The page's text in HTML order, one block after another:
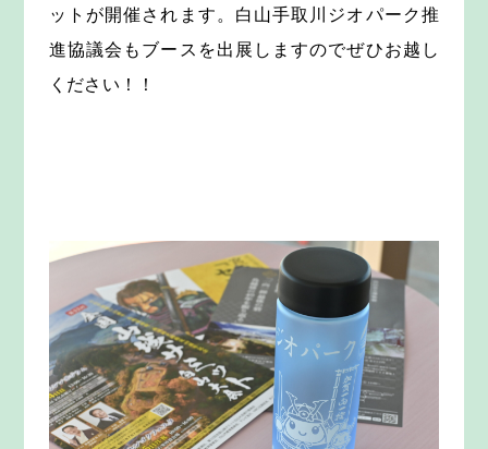
ットが開催されます。白山手取川ジオパーク推
進協議会もブースを出展しますのでぜひお越し
ください！！